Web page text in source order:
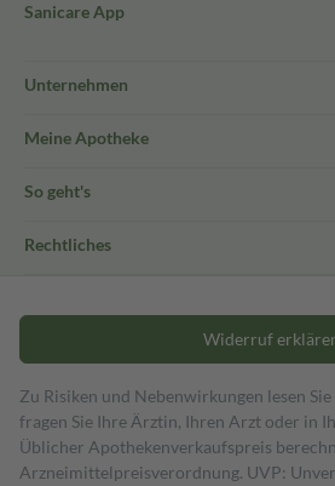
Sanicare App
Unternehmen
Meine Apotheke
So geht's
Rechtliches
Widerruf
Zu Risiken und Nebenwirkungen lesen
fragen Sie Ihre Ärztin, Ihren Arzt oder in
Üblicher Apothekenverkaufspreis
Arzneimittelpreisverordnung. UVP: